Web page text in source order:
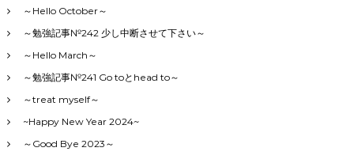
～Hello October～
～勉強記事№242 少し中断させて下さい～
～Hello March～
～勉強記事№241 Go toとhead to～
～treat myself～
~Happy New Year 2024~
～Good Bye 2023～